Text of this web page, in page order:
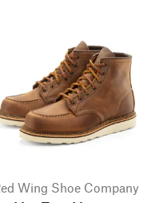
Wing Shoe Company